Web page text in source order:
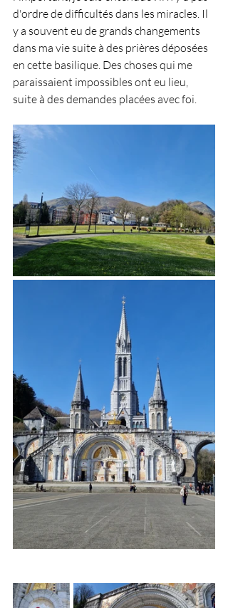
d'ordre de difficultés dans les miracles. Il
y a souvent eu de grands changements
dans ma vie suite à des prières déposées
en cette basilique. Des choses qui me
paraissaient impossibles ont eu lieu,
suite à des demandes placées avec foi.